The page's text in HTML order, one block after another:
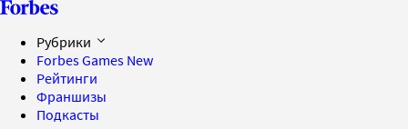
Рубрики
Forbes Games New
Рейтинги
Франшизы
Подкасты